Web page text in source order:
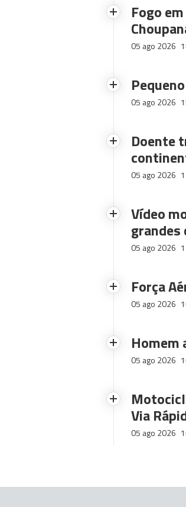
Fogo
05 ago 2026
05 ago 2026
Doente
05 ago 2026
Vídeo
grandes
05 ago 2026
Força
05 ago 2026
Homem
05 ago 2026
Via
05 ago 2026